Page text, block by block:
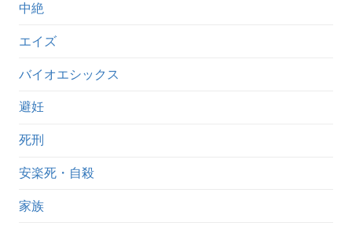
中絶
エイズ
バイオエシックス
避妊
死刑
安楽死・自殺
家族